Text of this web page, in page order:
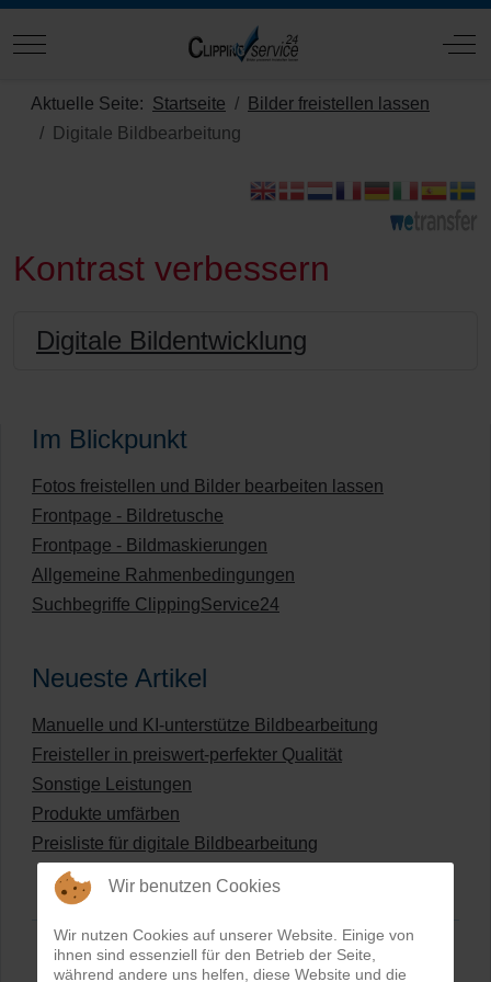
Mobile Menu Toggle Off-
Aktuelle Seite: Startseite
Bilder freistellen lassen
Digitale Bildbearbeitung
Kontrast verbessern
Digitale Bildentwicklung
Im Blickpunkt
Fotos freistellen und Bilder bearbeiten lassen
Frontpage - Bildretusche
Frontpage - Bildmaskierungen
Allgemeine Rahmenbedingungen
Suchbegriffe ClippingService24
Neueste Artikel
Manuelle und KI-unterstütze Bildbearbeitung
Freisteller in preiswert-perfekter Qualität
Sonstige Leistungen
Produkte umfärben
Preisliste für digitale Bildbearbeitung
Wir benutzen Cookies
Wir nutzen Cookies auf unserer Website. Einige von
ihnen sind essenziell für den Betrieb der Seite,
während andere uns helfen, diese Website und die